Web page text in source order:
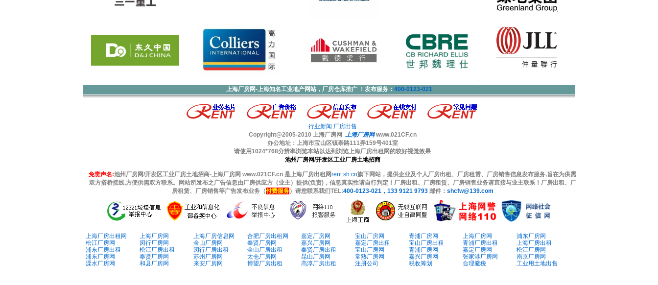
上海厂房网-上海知名工业地产网站，厂房仓库推广 ！发布服务： 400-0123-021
行业新闻 厂房出售
Copyright@2005-2010 上海厂房网 上海厂房网www.021CF.cn
办公地址：上海市宝山区镇泰路111弄159号401室
请使用1024*768分辨率浏览本站以达到浏览上海厂房出租网的较好视觉效果
池州厂房网/开发区工业厂房土地招商
免责声名:池州厂房网/开发区工业厂房土地招商-上海厂房网 www.021CF.cn 是上海厂房出租网rent.sh.cn旗下网站，提供企业及个人厂房出租、厂房租赁、厂房销售信息发布服务,旨在为供需
双方搭桥接线,方便供需双方联系。网站所发布之广告信息由厂房供应方（业主）提供(负责)，信息真实性请自行判定！厂房出租、厂房租赁、厂房销售业务请直接与业主联系！厂房出租、厂
房租赁、厂房销售等广告发布业务（付费服务）请您联系我们TEL:400-0123-021，133 9121 9793 邮件： shcfw@139.com
上海厂房出租网 上海厂房网 上海厂房信息网 合肥厂房出租网 嘉定厂房网 宝山厂房网 青浦厂房网 上海厂房网
浦东厂房网
松江厂房网
闵行厂房网 金山厂房网 奉贤厂房网 嘉兴厂房网 嘉定厂房出租 宝山厂房出租 青浦厂房出租
上海厂房出租
浦东厂房出租
松江厂房出租 闵行厂房出租 金山厂房出租 奉贤厂房出租 宝山厂房网 青浦厂房网 嘉定厂房网
松江厂房网
浦东厂房网
奉贤厂房网 苏州厂房网 太仓厂房网 昆山厂房网 常熟厂房网 嘉兴厂房网 张家港厂房网
南京厂房网
溧水厂房网
和县厂房网 来安厂房网 博望厂房出租 高淳厂房出租 注册公司 税收筹划 合理避税 工业用土地出售